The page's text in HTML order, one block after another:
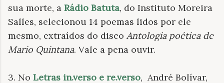
sua morte, a Rádio Batuta, do Instituto Moreira
Salles, selecionou 14 poemas lidos por ele
mesmo, extraídos do disco Antologia poética de
Mario Quintana. Vale a pena ouvir.
3. No Letras in.verso e re.verso, André Bolívar,